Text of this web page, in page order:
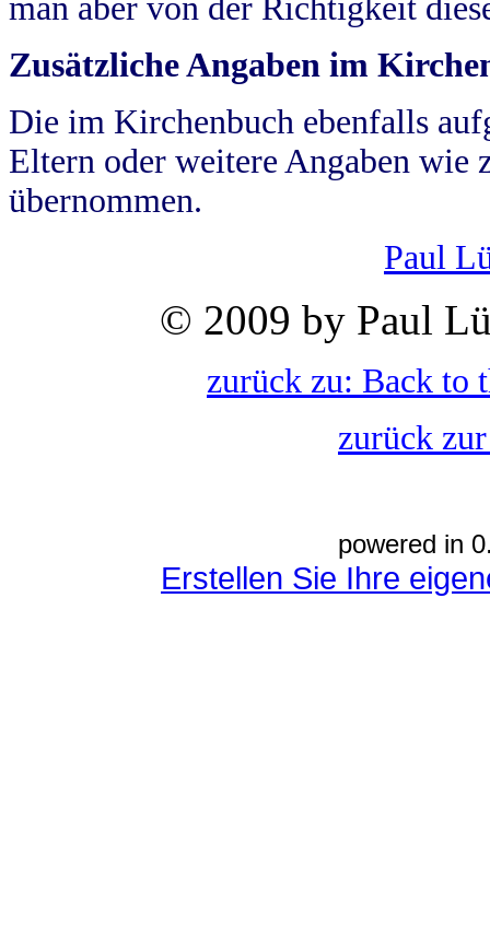
man aber von der Richtigkeit
Zusätzliche Angaben im
Die im Kirchenbuch ebenfalls
Eltern oder weitere Angaben wie
übernommen.
Paul
© 2009 by Paul
zurück zu: Back to
zurück
powered in
Erstellen Sie Ihre